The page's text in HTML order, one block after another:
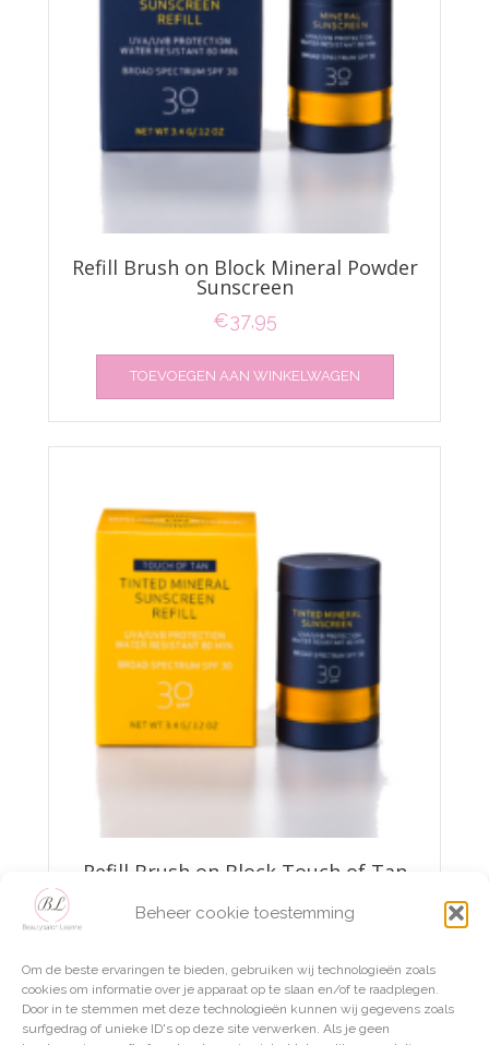
Beheer cookie toestemming
Om de beste ervaringen te bieden, gebruiken wij technologieën zoals
cookies om informatie over je apparaat op te slaan en/of te raadplegen.
Door in te stemmen met deze technologieën kunnen wij gegevens zoals
surfgedrag of unieke ID's op deze site verwerken. Als je geen
Refill Brush on Block Mineral Powder
Sunscreen
€37,95
TOEVOEGEN AAN WINKELWAGEN
Refill Brush on Block Touch of Tan
€37,95
TOEVOEGEN AAN WINKELWAGEN